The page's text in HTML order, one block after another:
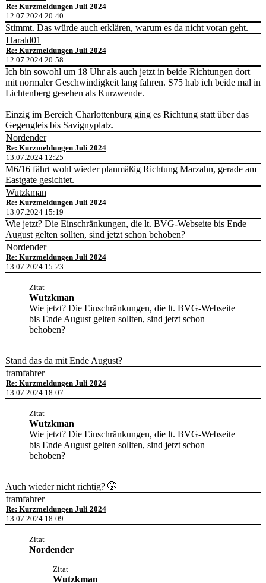
Re: Kurzmeldungen Juli 2024
12.07.2024 20:40
Stimmt. Das würde auch erklären, warum es da nicht voran geht.
Harald01
Re: Kurzmeldungen Juli 2024
12.07.2024 20:58
Ich bin sowohl um 18 Uhr als auch jetzt in beide Richtungen dort
mit normaler Geschwindigkeit lang fahren. S75 hab ich beide mal in
Lichtenberg gesehen als Kurzwende.
Einzig im Bereich Charlottenburg ging es Richtung statt über das
Gegengleis bis Savignyplatz.
Nordender
Re: Kurzmeldungen Juli 2024
13.07.2024 12:25
M6/16 fährt wohl wieder planmäßig Richtung Marzahn, gerade am
Eastgate gesichtet.
Wutzkman
Re: Kurzmeldungen Juli 2024
13.07.2024 15:19
Wie jetzt? Die Einschränkungen, die lt. BVG-Webseite bis Ende
August gelten sollten, sind jetzt schon behoben?
Nordender
Re: Kurzmeldungen Juli 2024
13.07.2024 15:23
Zitat
Wutzkman
Wie jetzt? Die Einschränkungen, die lt. BVG-Webseite
bis Ende August gelten sollten, sind jetzt schon
behoben?
Stand das da mit Ende August?
tramfahrer
Re: Kurzmeldungen Juli 2024
13.07.2024 18:07
Zitat
Wutzkman
Wie jetzt? Die Einschränkungen, die lt. BVG-Webseite
bis Ende August gelten sollten, sind jetzt schon
behoben?
Auch wieder nicht richtig? 🤭
tramfahrer
Re: Kurzmeldungen Juli 2024
13.07.2024 18:09
Zitat
Nordender
Zitat
Wutzkman